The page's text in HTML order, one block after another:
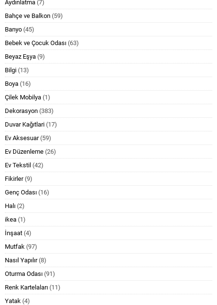
Aydınlatma (7)
Bahçe ve Balkon (59)
Banyo (45)
Bebek ve Çocuk Odası (63)
Beyaz Eşya (9)
Bilgi (13)
Boya (16)
Çilek Mobilya (1)
Dekorasyon (383)
Duvar Kağıtlari (17)
Ev Aksesuar(59)
Ev Düzenleme (26)
Ev Tekstil (42)
Fikirler(9)
Genç Odası (16)
Halı (2)
ikea (1)
İnşaat (4)
Mutfak (97)
Nasıl Yapılır(8)
Oturma Odası (91)
Renk Kartelaları (11)
Yatak (4)